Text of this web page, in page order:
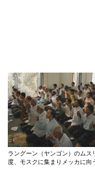
ラングーン（ヤンゴン）のムス
度、モスクに集まりメッカに向